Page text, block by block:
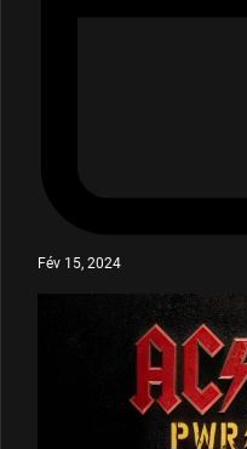
Fév 15, 2024